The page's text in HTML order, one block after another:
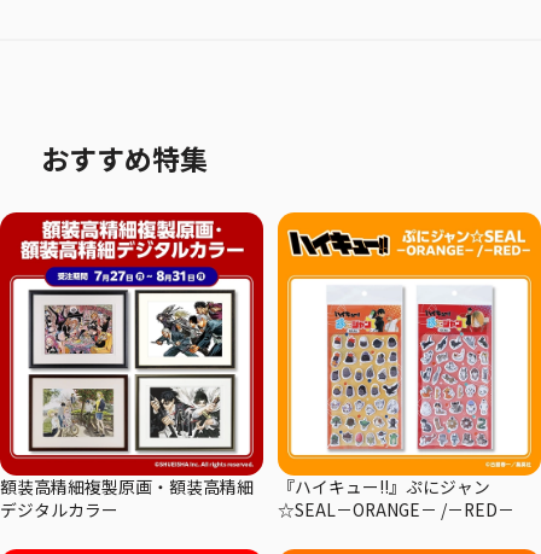
おすすめ特集
額装高精細複製原画・額装高精細
デジタルカラー
『ハイキュー!!』ぷにジャン
☆SEAL－ORANGE－ /－RED－